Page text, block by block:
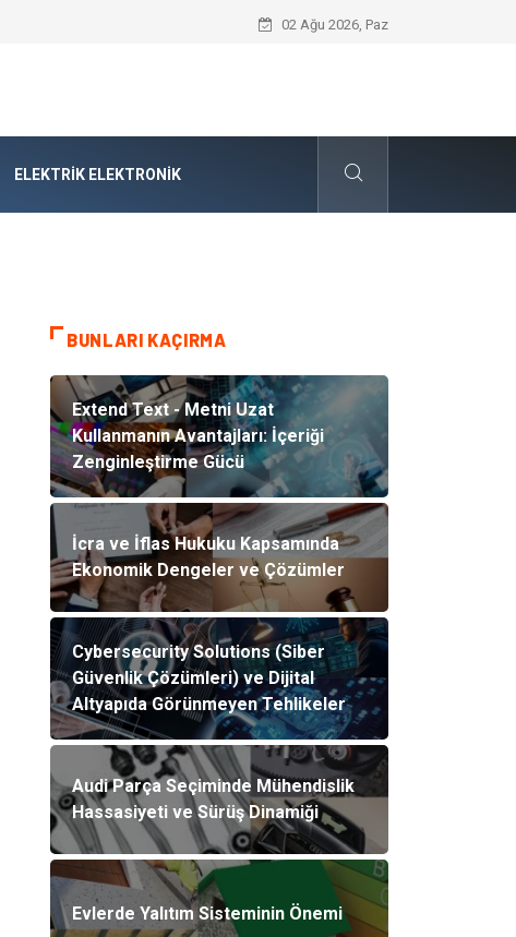
Audi Parça Seçiminde Mühendislik
02 Ağu 2026, Paz
ELEKTRIK ELEKTRONIK
BUNLARI KAÇIRMA
Extend Text - Metni Uzat
Kullanmanın Avantajları: İçeriği
Zenginleştirme Gücü
İcra ve İflas Hukuku Kapsamında
Ekonomik Dengeler ve Çözümler
Cybersecurity Solutions (Siber
Güvenlik Çözümleri) ve Dijital
Altyapıda Görünmeyen Tehlikeler
Audi Parça Seçiminde Mühendislik
Hassasiyeti ve Sürüş Dinamiği
Evlerde Yalıtım Sisteminin Önemi